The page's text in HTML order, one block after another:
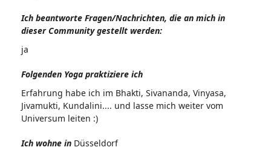
Ich beantworte Fragen/Nachrichten, die an mich in
dieser Community gestellt werden:
ja
Folgenden Yoga praktiziere ich
Erfahrung habe ich im Bhakti, Sivananda, Vinyasa,
Jivamukti, Kundalini.... und lasse mich weiter vom
Universum leiten :)
Ich wohne in Düsseldorf